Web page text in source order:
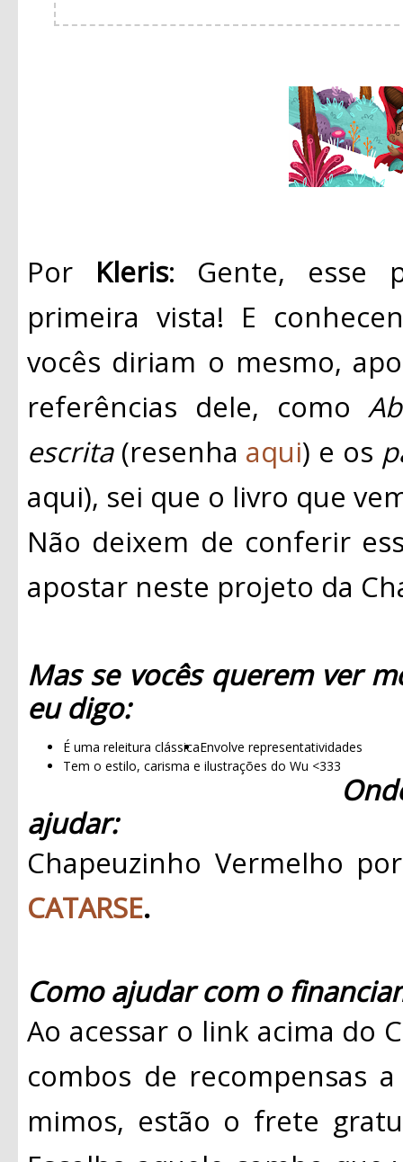
Por Kleris: Gente, esse
primeira vista! E
vocês diriam o mesmo,
referências dele, como
escrita(resenha aqui) e os
aqui), sei que o livro que
Não deixem de conferir
apostar neste projeto da
Mas se vocês querem ver
eu digo:
É uma releitura clássicaEnvolve representatividades
Tem o estilo, carisma e ilustrações do Wu <333
ajudar:
Chapeuzinho Vermelho
CATARSE.
Como ajudar com o
Ao acessar o link acima do
combos de recompensas
mimos, estão o frete